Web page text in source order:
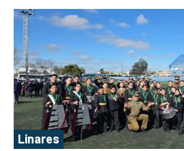
Linares